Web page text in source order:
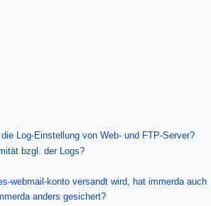
Log-Einstellung von Web- und FTP-Server?
bzgl. der Logs?
webmail-konto versandt wird, hat immerda auch
anders gesichert?